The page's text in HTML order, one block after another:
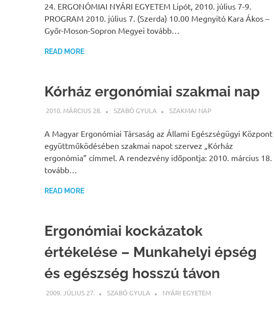
24. ERGONÓMIAI NYÁRI EGYETEM Lipót, 2010. július 7-9.
PROGRAM 2010. július 7. (Szerda) 10.00 Megnyitó Kara Ákos –
Győr-Moson-Sopron Megyei tovább…
READ MORE
Kórház ergonómiai szakmai nap
2010. MÁRCIUS 28. SZABÓ GYULA SZAKMAI NAP
A Magyar Ergonómiai Társaság az Állami Egészségügyi Központ
együttműködésében szakmai napot szervez „Kórház
ergonómia” címmel. A rendezvény időpontja: 2010. március 18.
tovább…
READ MORE
Ergonómiai kockázatok
értékelése – Munkahelyi épség
és egészség hosszú távon
2009. JÚLIUS 27. SZABÓ GYULA NYÁRI EGYETEM